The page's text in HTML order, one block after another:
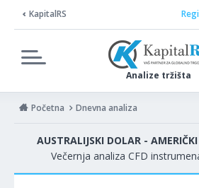
KapitalRS
Analize tržišta
Početna Dnevna analiza
AUSTRALIJSKI DOLAR -
Večernja analiza CFD